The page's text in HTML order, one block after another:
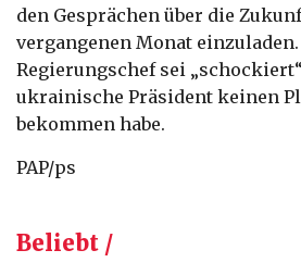
den Gesprächen über die
vergangenen Monat
Regierungschef sei
ukrainische Präsident keinen
bekommen habe.
PAP/ps
Beliebt /